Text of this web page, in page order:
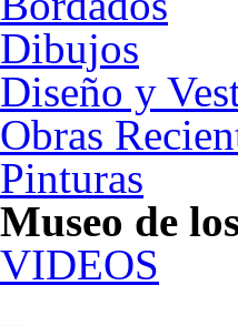
Dibujos
Diseño y
Obras
Pinturas
Museo de
VIDEOS